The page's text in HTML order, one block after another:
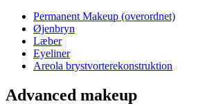
Permanent Makeup (overordnet)
Øjenbryn
Læber
Eyeliner
Areola brystvorterekonstruktion
Advanced makeup